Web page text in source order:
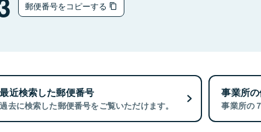
郵便番号をコピーする
最近検索した郵便番号
過去に検索した郵便番号をご覧いただけます。
事業所
事業所の